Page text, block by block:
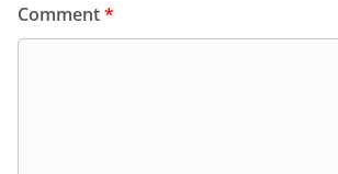
Comment*